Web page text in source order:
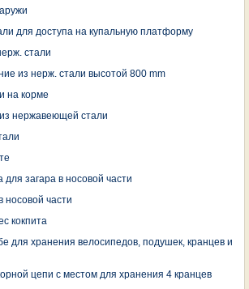
для доступа на купальную платформу
стали
из нерж. стали высотой 800 mm
на корме
нержавеющей стали
загара в носовой части
носовой части
кокпита
для хранения велосипедов, подушек, кранцев и
цепи с местом для хранения 4 кранцев